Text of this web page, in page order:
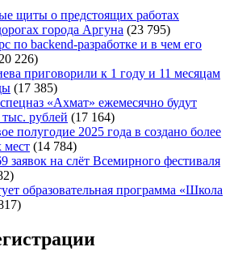
щиты о предстоящих работах
города Аргуна (23 795)
по backend-разработке и в чем его
226)
приговорили к 1 году и 11 месяцам
(17 385)
«Ахмат» ежемесячно будут
рублей (17 164)
полугодие 2025 года в создано более
мест (14 784)
заявок на слёт Всемирного фестиваля
образовательная программа «Школа